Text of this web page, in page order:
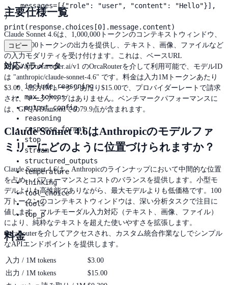
主要仕様一覧
Claude Sonnet 4.6は、1,000,000トークンのコンテキストウィンドウ、
最大64,000トークンの出力を提供し、テキスト、画像、ファイルなど
の入力モダリティを受け付けます。これは、ベースURL
https://api.orcarouter.ai/v1 のOrcaRouterを介して利用可能で、モデルID
は "anthropic/claude-sonnet-4.6" です。料金は入力1Mトークンあたり
$3.00、出力1Mトークンあたり$15.00で、プロバイダーレートで請求
され、マークアップはありません。ベンチマークパフォーマンスに
は、GPQA Diamondでの79.9点が含まれます。
Claude Sonnet 4.6はAnthropicのモデルファ
ミリーにどのように位置づけられますか？
Claude Sonnet 4.6は、Anthropicのラインナップにおいて中間的な位置
を占め、パフォーマンスとコストのバランスを提供します。小型モ
デルよりも高性能でありながら、最大モデルよりも低価格です。100
万トークンのコンテキストウィンドウは、深い分析タスクで注目に
値します。マルチモーダル入力対応（テキスト、画像、ファイル）
により、純粋なテキストを超えた使いやすさを拡張します。
OrcaRouterを介してアクセスされ、カスタム統合作業なしでシンプル
なAPIエンドポイントを提供します。
    messages=[{"role": "user", "content": "Hello"}],
)
print(response.choices[0].message.content)
コピー
対応パラメータ
include_reasoning
max_tokens
output_config
reasoning
response_format
stop
stream
structured_outputs
temperature
thinking
tool_choice
tools
top_p
料金
入力 / 1M tokens
$3.00
出力 / 1M tokens
$15.00